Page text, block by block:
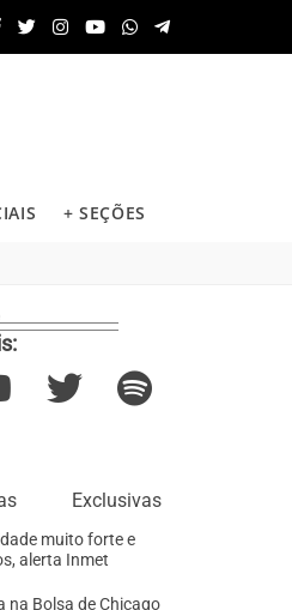
+ SEÇÕES
Exclusivas
muito forte e
alerta Inmet
na Bolsa de Chicago